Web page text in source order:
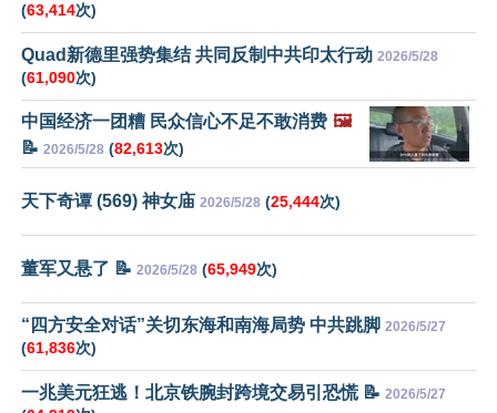
(63,414次)
Quad新德里强势集结 共同反制中共印太行动 2026/5/28
(61,090次)
中国经济一团糟 民众信心不足不敢消费 🖼️
📝 2026/5/28 (82,613次)
天下奇谭 (569) 神女庙 2026/5/28 (25,444次)
董军又悬了 📝 2026/5/28 (65,949次)
“四方安全对话”关切东海和南海局势 中共跳脚 2026/5/27
(61,836次)
一兆美元狂逃！北京铁腕封跨境交易引恐慌 📝 2026/5/27